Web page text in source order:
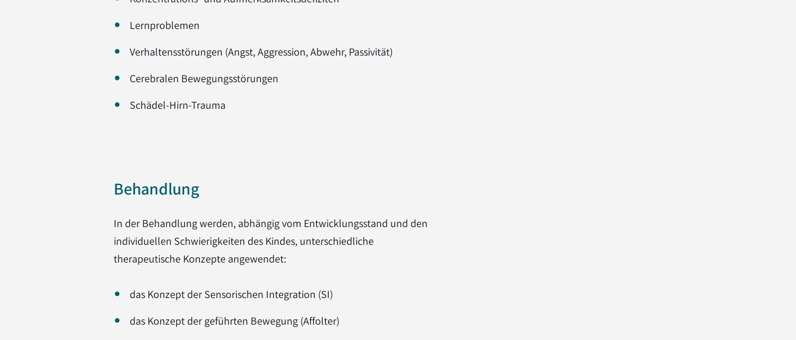
Lernproblemen
Verhaltensstörungen (Angst, Aggression, Abwehr, Passivität)
Cerebralen Bewegungsstörungen
Schädel-Hirn-Trauma
Behandlung
In der Behandlung werden, abhängig vom Entwicklungsstand und den
individuellen Schwierigkeiten des Kindes, unterschiedliche
therapeutische Konzepte angewendet:
das Konzept der Sensorischen Integration (SI)
das Konzept der geführten Bewegung (Affolter)